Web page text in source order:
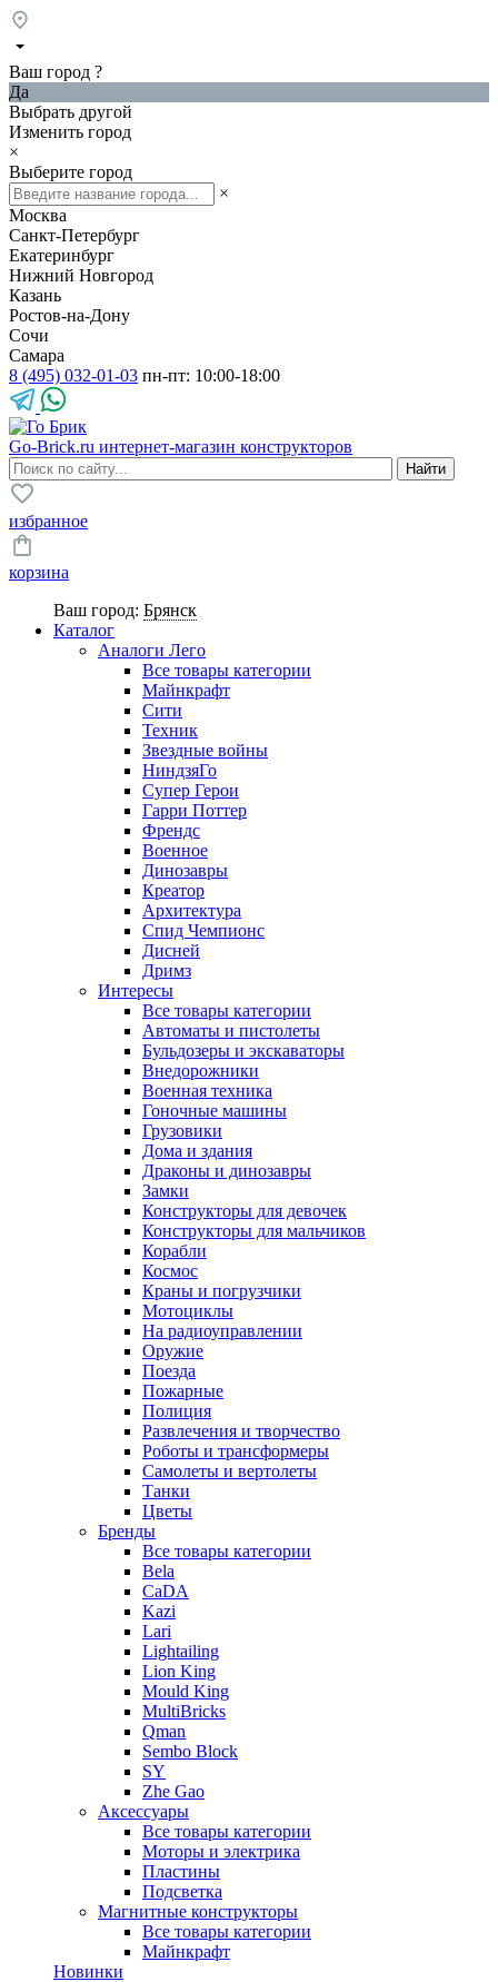
Ваш город ?
Да
Выбрать другой
Изменить город
×
Выберите город
×
Москва
Санкт-Петербург
Екатеринбург
Нижний Новгород
Казань
Ростов-на-Дону
Сочи
Самара
8 (495) 032-01-03 пн-пт: 10:00-18:00
Go-Brick.ru интернет-магазин конструкторов
избранное
корзина
Ваш город: Брянск
Каталог
Аналоги Лего
Все товары категории
Майнкрафт
Сити
Техник
Звездные войны
НиндзяГо
Супер Герои
Гарри Поттер
Френдс
Военное
Динозавры
Креатор
Архитектура
Спид Чемпионс
Дисней
Дримз
Интересы
Все товары категории
Автоматы и пистолеты
Бульдозеры и экскаваторы
Внедорожники
Военная техника
Гоночные машины
Грузовики
Дома и здания
Драконы и динозавры
Замки
Конструкторы для девочек
Конструкторы для мальчиков
Корабли
Космос
Краны и погрузчики
Мотоциклы
На радиоуправлении
Оружие
Поезда
Пожарные
Полиция
Развлечения и творчество
Роботы и трансформеры
Самолеты и вертолеты
Танки
Цветы
Бренды
Все товары категории
Bela
CaDA
Kazi
Lari
Lightailing
Lion King
Mould King
MultiBricks
Qman
Sembo Block
SY
Zhe Gao
Аксессуары
Все товары категории
Моторы и электрика
Пластины
Подсветка
Магнитные конструкторы
Все товары категории
Майнкрафт
Новинки